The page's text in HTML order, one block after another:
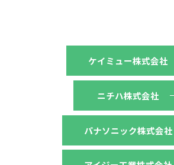
ケイミュー株式会社
ニチハ株式会社
パナソニック株式会社